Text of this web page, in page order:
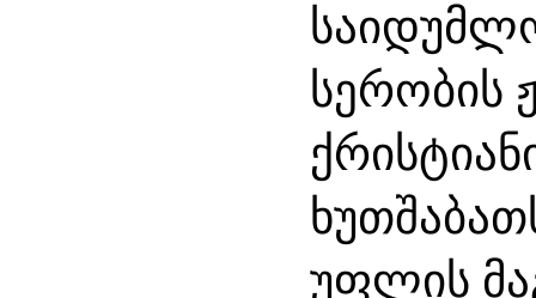
სერობის
უფლის